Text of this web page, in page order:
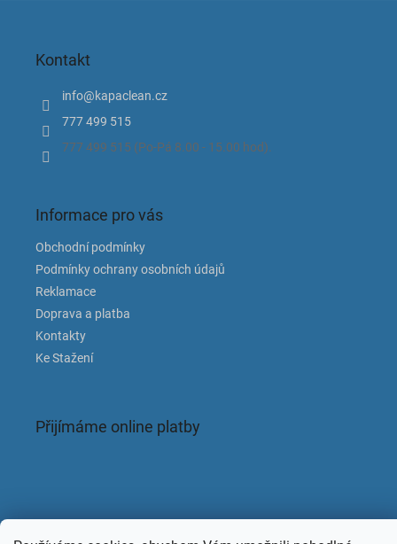
Kontakt
info@kapaclean.cz
777 499 515
777 499 515 (Po-Pá 8.00 - 15.00 hod).
Informace pro vás
Obchodní podmínky
Podmínky ochrany osobních údajů
Reklamace
Doprava a platba
Kontakty
Ke Stažení
Přijímáme online platby
Facebook